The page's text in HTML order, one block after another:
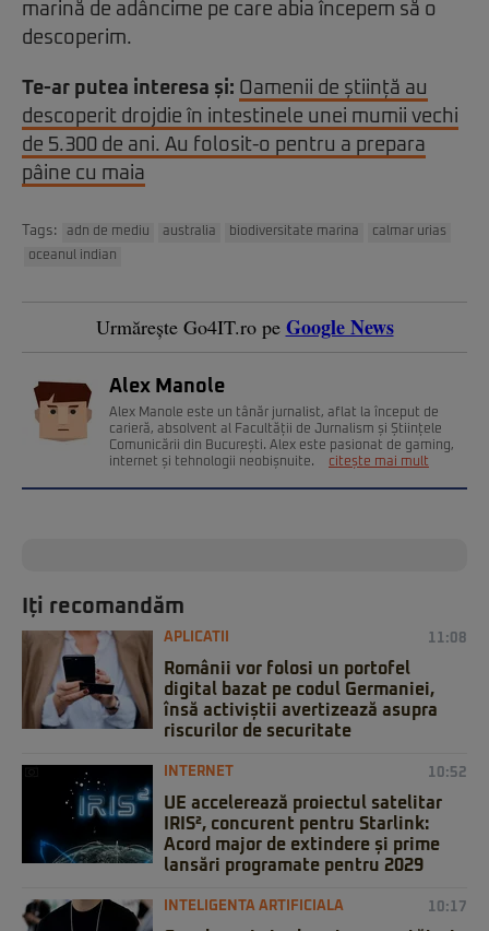
marină de adâncime pe care abia începem să o
descoperim.
Te-ar putea interesa și: Oamenii de știință au
descoperit drojdie în intestinele unei mumii vechi
de 5.300 de ani. Au folosit-o pentru a prepara
pâine cu maia
Tags: adn de mediu australia biodiversitate marina
calmar urias
oceanul indian
Urmărește Go4IT.ro pe Google News
Alex Manole
Alex Manole este un tânăr jurnalist, aflat la început de
carieră, absolvent al Facultății de Jurnalism și Științele
Comunicării din București. Alex este pasionat de gaming,
internet și tehnologii neobișnuite.
citește mai mult
Iți recomandăm
APLICATII 11:08
Românii vor folosi un portofel
digital bazat pe codul Germaniei,
însă activiștii avertizează asupra
riscurilor de securitate
INTERNET 10:52
UE accelerează proiectul satelitar
IRIS², concurent pentru Starlink:
Acord major de extindere și prime
lansări programate pentru 2029
INTELIGENTA ARTIFICIALA 10:17